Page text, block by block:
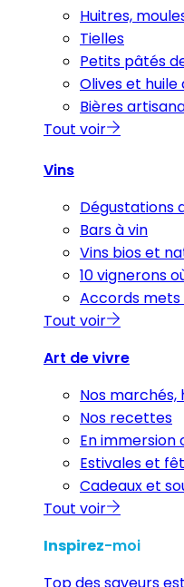
Huitres,
Tielles
Petits pâtés
Olives et huile
Bières
Tout voir
Vins
Dégustations
Bars à vin
Vins bios et
10 vignerons
Accords mets
Tout voir
Art de vivre
Nos marchés,
Nos recettes
En immersion
Estivales et
Cadeaux et
Tout voir
Inspirez-moi
Top des saveurs